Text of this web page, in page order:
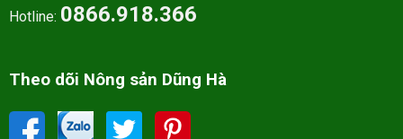
Hotline: 0866.918.366
Theo dõi Nông sản Dũng Hà